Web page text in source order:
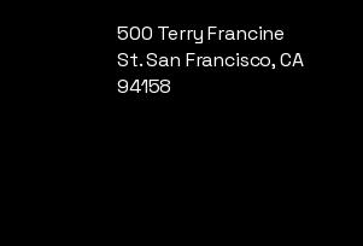
500 Terry Francine
St. San Francisco, CA
94158